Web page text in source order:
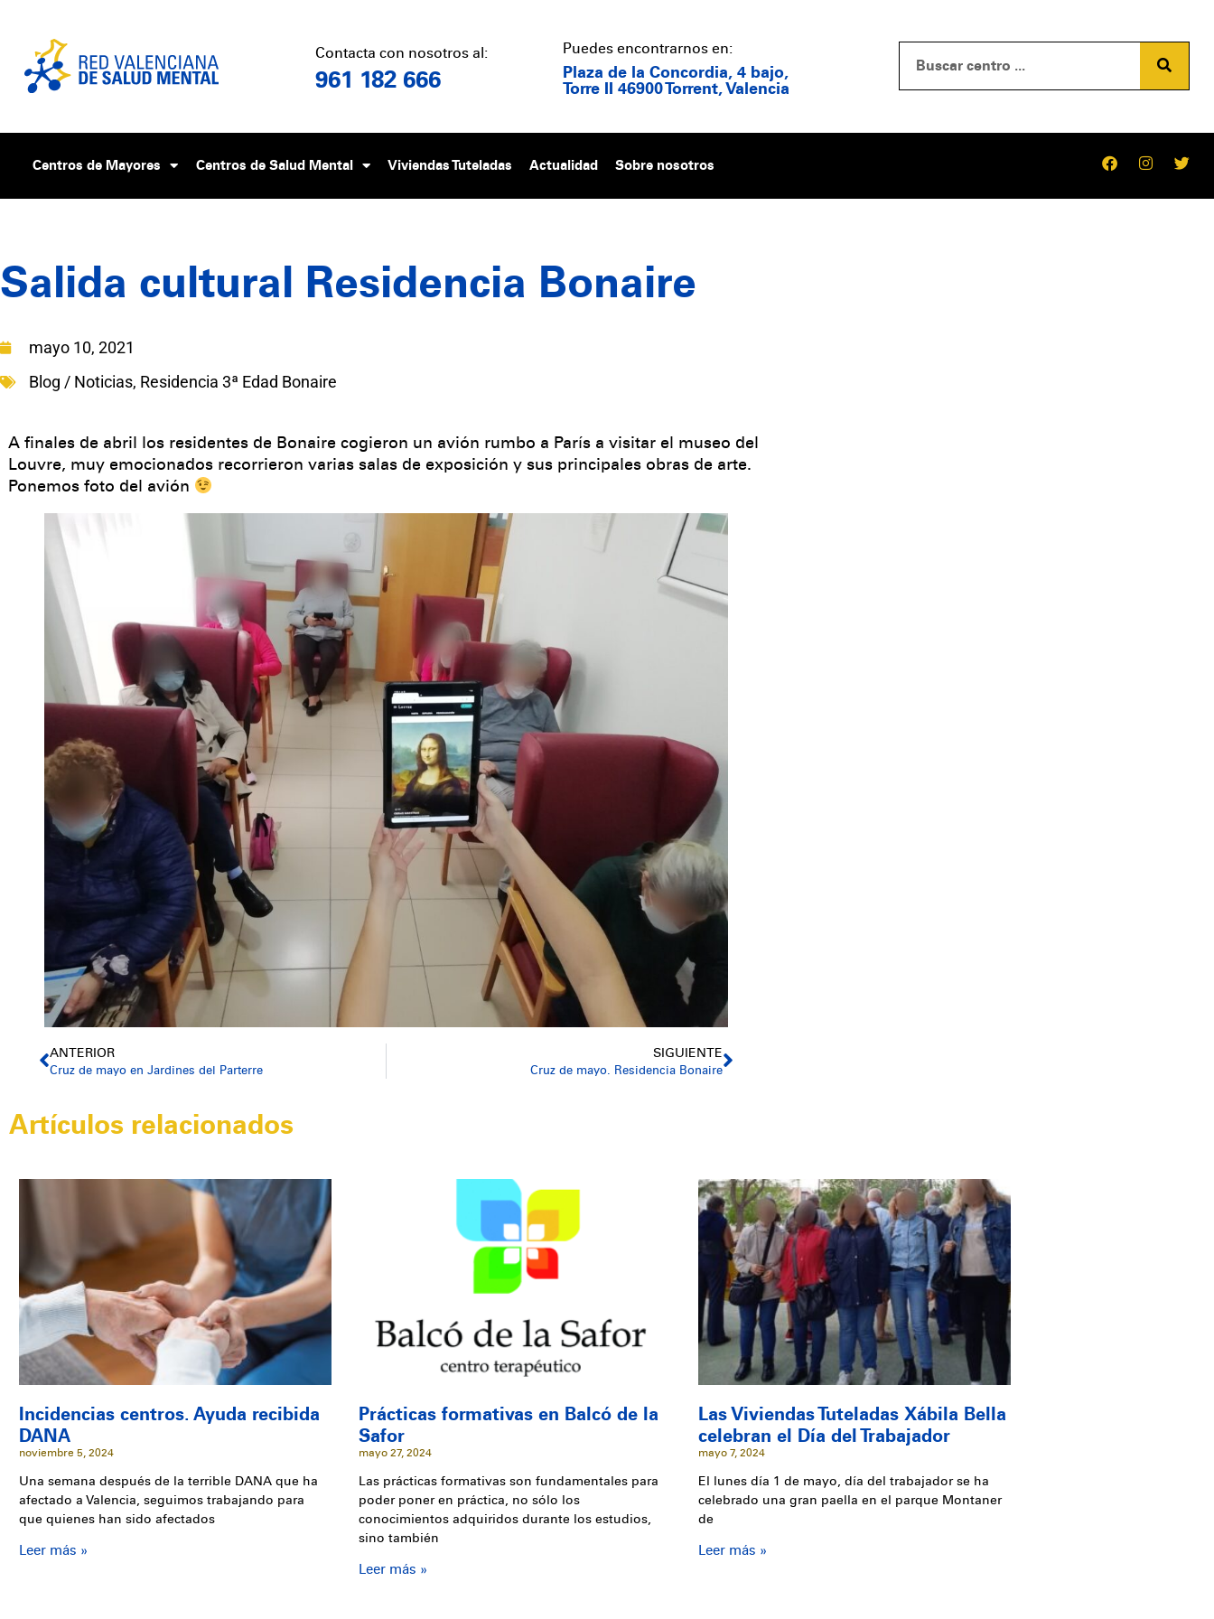
Contacta con nosotros al:
961 182 666
Puedes encontrarnos en:
Plaza de la Concordia, 4 bajo,
Torre II 46900 Torrent, Valencia
Centros de Mayores Centros de Salud Mental Viviendas Tuteladas Actualidad Sobre nosotros
Salida cultural Residencia Bonaire
mayo 10, 2021
Blog / Noticias, Residencia 3ª Edad Bonaire
A finales de abril los residentes de Bonaire cogieron un avión rumbo a París a visitar el museo del
Louvre, muy emocionados recorrieron varias salas de exposición y sus principales obras de arte.
Ponemos foto del avión
ANTERIOR
Cruz de mayo en Jardines del Parterre
SIGUIENTE
Cruz de mayo. Residencia Bonaire
Artículos relacionados
Incidencias centros. Ayuda recibida
DANA
noviembre 5, 2024
Una semana después de la terrible DANA que ha
afectado a Valencia, seguimos trabajando para
que quienes han sido afectados
Leer más »
Prácticas formativas en Balcó de la
Safor
mayo 27, 2024
Las prácticas formativas son fundamentales para
poder poner en práctica, no sólo los
conocimientos adquiridos durante los estudios,
sino también
Leer más »
Las Viviendas Tuteladas Xábila Bella
celebran el Día del Trabajador
mayo 7, 2024
El lunes día 1 de mayo, día del trabajador se ha
celebrado una gran paella en el parque Montaner
de
Leer más »